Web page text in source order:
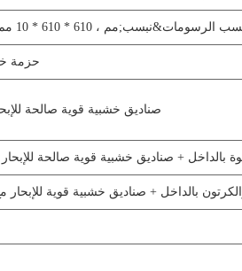
300 * 300 * 8 مم ، 610 * 610 * 10 مم ،&نبسب;
حزمة
صناديق خشبية قوية صالحة
بالداخل + صناديق خشبية قوية صالحة
بالداخل + صناديق خشبية قوية للإبحار